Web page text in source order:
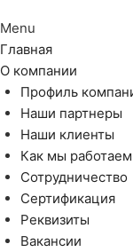
Menu
Главная
О компании
Профиль
Наши партнеры
Наши клиенты
Как мы работаем
Сотрудничество
Сертификация
Реквизиты
Вакансии